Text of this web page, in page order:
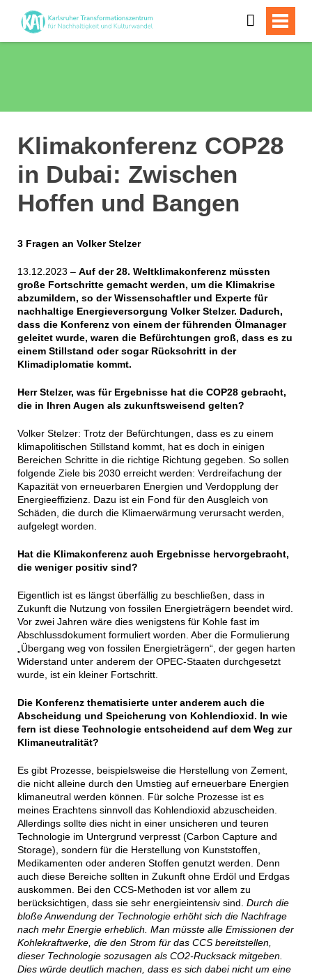
Klimakonferenz COP28
in Dubai: Zwischen
Hoffen und Bangen
3 Fragen an Volker Stelzer
13.12.2023 – Auf der 28. Weltklimakonferenz müssten
große Fortschritte gemacht werden, um die Klimakrise
abzumildern, so der Wissenschaftler und Experte für
nachhaltige Energieversorgung Volker Stelzer. Dadurch,
dass die Konferenz von einem der führenden Ölmanager
geleitet wurde, waren die Befürchtungen groß, dass es zu
einem Stillstand oder sogar Rückschritt in der
Klimadiplomatie kommt.
Herr Stelzer, was für Ergebnisse hat die COP28 gebracht,
die in Ihren Augen als zukunftsweisend gelten?
Volker Stelzer: Trotz der Befürchtungen, dass es zu einem
klimapolitischen Stillstand kommt, hat es doch in einigen
Bereichen Schritte in die richtige Richtung gegeben. So sollen
folgende Ziele bis 2030 erreicht werden: Verdreifachung der
Kapazität von erneuerbaren Energien und Verdopplung der
Energieeffizienz. Dazu ist ein Fond für den Ausgleich von
Schäden, die durch die Klimaerwärmung verursacht werden,
aufgelegt worden.
Hat die Klimakonferenz auch Ergebnisse hervorgebracht,
die weniger positiv sind?
Eigentlich ist es längst überfällig zu beschließen, dass in
Zukunft die Nutzung von fossilen Energieträgern beendet wird.
Vor zwei Jahren wäre dies wenigstens für Kohle fast im
Abschlussdokument formuliert worden. Aber die Formulierung
„Übergang weg von fossilen Energieträgern“, der gegen harten
Widerstand unter anderem der OPEC-Staaten durchgesetzt
wurde, ist ein kleiner Fortschritt.
Die Konferenz thematisierte unter anderem auch die
Abscheidung und Speicherung von Kohlendioxid. In wie
fern ist diese Technologie entscheidend auf dem Weg zur
Klimaneutralität?
Es gibt Prozesse, beispielsweise die Herstellung von Zement,
die nicht alleine durch den Umstieg auf erneuerbare Energien
klimaneutral werden können. Für solche Prozesse ist es
meines Erachtens sinnvoll das Kohlendioxid abzuscheiden.
Allerdings sollte dies nicht in einer unsicheren und teuren
Technologie im Untergrund verpresst (Carbon Capture and
Storage), sondern für die Herstellung von Kunststoffen,
Medikamenten oder anderen Stoffen genutzt werden. Denn
auch diese Bereiche sollten in Zukunft ohne Erdöl und Erdgas
auskommen. Bei den CCS-Methoden ist vor allem zu
berücksichtigen, dass sie sehr energieintensiv sind. Durch die
bloße Anwendung der Technologie erhöht sich die Nachfrage
nach mehr Energie erheblich. Man müsste alle Emissionen der
Kohlekraftwerke, die den Strom für das CCS bereitstellen,
dieser Technologie sozusagen als CO2-Rucksack mitgeben.
Dies würde deutlich machen, dass es sich dabei nicht um eine